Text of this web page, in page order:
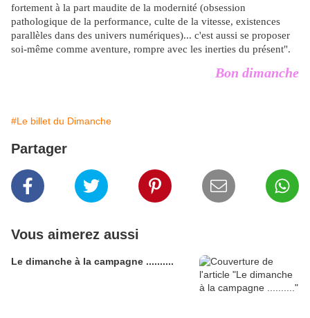
fortement à la part maudite de la modernité (obsession
pathologique de la performance, culte de la vitesse, existences
parallèles dans des univers numériques)... c'est aussi se proposer
soi-même comme aventure, rompre avec les inerties du présent".
Bon dimanche
#Le billet du Dimanche
Partager
Vous aimerez aussi
Le dimanche à la campagne ..........